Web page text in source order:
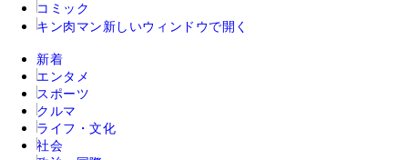
コミック
キン肉マン 新しいウィンドウで開く
新着
エンタメ
スポーツ
クルマ
ライフ・文化
社会